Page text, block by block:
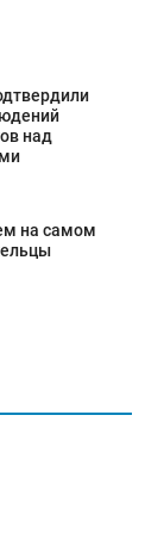
над
на самом